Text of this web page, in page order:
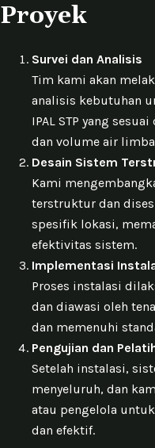
Proyek
Survei dan Analisis
Tim kami akan
analisis kebutuhan
IPAL STP yang
dan volume air
Desain Sistem
Kami
terstruktur dan
spesifik lokasi,
efektivitas sistem.
Implementasi
Proses instalasi
dan diawasi oleh
dan memenuhi
Pengujian dan
Setelah instalasi,
menyeluruh, dan
atau pengelola
dan efektif.